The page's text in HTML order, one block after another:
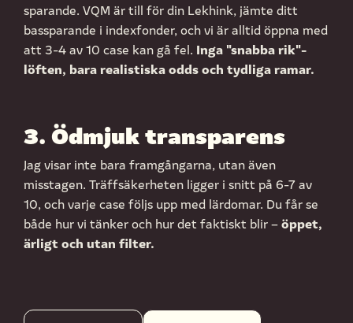
sparande. VQM är till för din Lekhink, jämte ditt
bassparande i indexfonder, och vi är alltid öppna med
att 3-4 av 10 case kan gå fel. Inga "snabba rik"-
löften, bara realistiska odds och tydliga ramar.
3. Ödmjuk transparens
Jag visar inte bara framgångarna, utan även
misstagen. Träffsäkerheten ligger i snitt på 6-7 av
10, och varje case följs upp med lärdomar. Du får se
både hur vi tänker och hur det faktiskt blir –öppet,
ärligt och utan filter.